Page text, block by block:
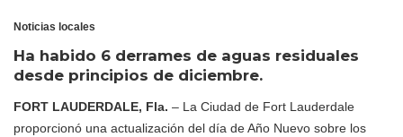
Noticias locales
Ha habido 6 derrames de aguas residuales
desde principios de diciembre.
FORT LAUDERDALE, Fla. – La Ciudad de Fort Lauderdale
proporcionó una actualización del día de Año Nuevo sobre los